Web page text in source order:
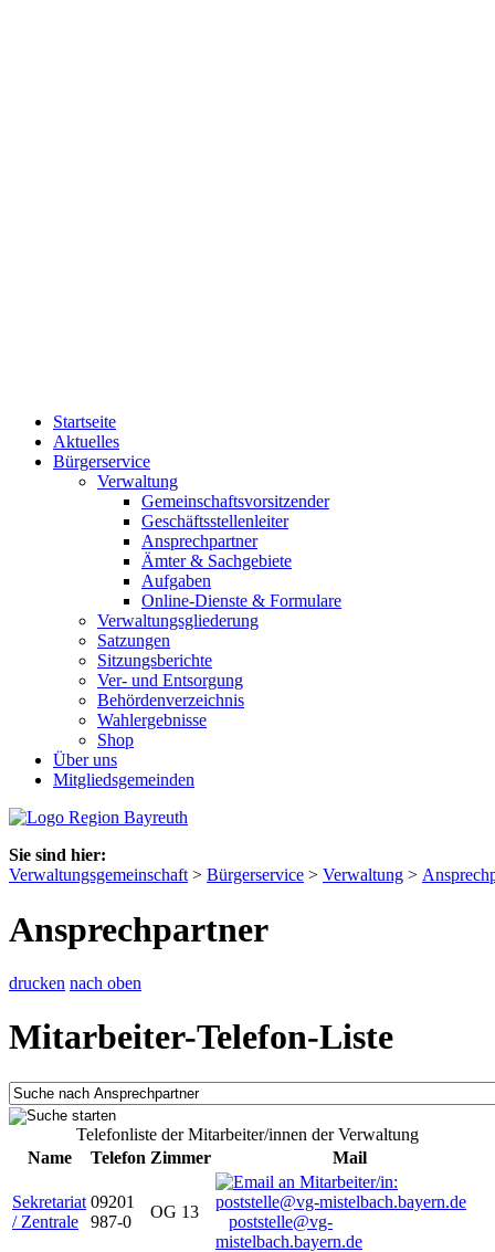
Startseite
Aktuelles
Bürgerservice
Verwaltung
Gemeinschaftsvorsitzender
Geschäftsstellenleiter
Ansprechpartner
Ämter & Sachgebiete
Aufgaben
Online-Dienste & Formulare
Verwaltungsgliederung
Satzungen
Sitzungsberichte
Ver- und Entsorgung
Behördenverzeichnis
Wahlergebnisse
Shop
Über uns
Mitgliedsgemeinden
Sie sind hier:
Verwaltungsgemeinschaft > Bürgerservice > Verwaltung >
Ansprechpartner
drucken nach oben
Mitarbeiter-Telefon-Liste
Telefonliste der Mitarbeiter/innen der Verwaltung
Name
Telefon Zimmer Mail
Sekretariat
/ Zentrale
09201
987-0
OG 13
poststelle@vg-
mistelbach.bayern.de